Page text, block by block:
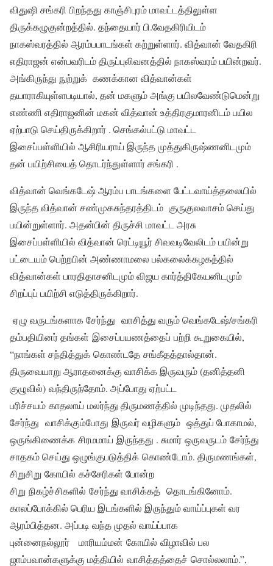
விதுஷி சங்கரி பிறந்தது காஞ்சிபுரம் மாவட்டத்திலுள்ள
திருக்கழுகுன்றத்தில். தந்தையார் பி.வேதகிரியிடம்
நாகஸ்வரத்தில் ஆரம்பபாடங்கள் கற்றுள்ளார். வித்வான் வேதகிரி
எதிராஜன் என்பவரிடம் திருப்புலிவனத்தில் நாகஸ்வரம் பயின்றவர்.
அங்கிருந்து நுற்றுக் கணக்கான வித்வான்கள்
தயாராகியுள்ளபடியால், தன் மகளும் அங்கு பயிலவேண்டுமென்று
எண்ணி எதிராஜனின் மகன் வித்வான் உத்திரகுமாரனிடம் பயில
ஏற்பாடு செய்திருக்கிறார் . செங்கல்பட்டு மாவட்ட
இசைப்பள்ளியில் ஆசிரியராய் இருந்த முத்துகிருஷ்ணனிடமும்
தன் பயிற்சியைத் தொடர்ந்துள்ளார் சங்கரி .
வித்வான் வெங்கடேஷ் ஆரம்ப பாடங்களை பேட்டவாய்த்தலையில்
இருந்த வித்வான் சண்முகசுந்தரத்திடம் குருகுலவாசம் செய்து
பயின்றுள்ளார். அதன்பின் திருச்சி மாவட்ட அரசு
இசைப்பள்ளியில் வித்வான் ரெட்டியூர் சிவவடிவேலிடம் பயின்று
பட்டையம் பெற்றபின் அண்ணாமலை பல்கலைக்கழகத்தில்
வித்வான்கள் பாரதிதாசனிடமும் விஜய கார்த்திகேயனிடமும்
சிறப்புப் பயிற்சி எடுத்திருக்கிறார்.
ஏழு வருடங்களாக சேர்ந்து வாசித்து வரும் வெங்கடேஷ்/சங்கரி
தம்பதியினர் தங்கள் இசைப்பயணத்தைப் பற்றி கூறுகையில்,
“நாங்கள் சந்தித்துக் கொண்டதே சங்கீதத்தால்தான்.
திருவையாறு ஆராதனைக்கு வாசிக்க இருவரும் (தனித்தனி
குழுவில்) வந்திருந்தோம். அப்போது ஏற்பட்ட
பரிச்சயம் காதலாய் மலர்ந்து திருமணத்தில் முடிந்தது. முதலில்
சேர்ந்து வாசிக்கும்போது இருவர் வழிகளும் ஒத்துப் போகாமல்,
ஒருங்கிணைக்க சிரமமாய் இருந்தது . சுமார் ஒருவருடம் சேர்ந்து
சாதகம் செய்து ஒழுங்குபடுத்திக் கொண்டோம். திருமணங்கள்,
சிறுசிறு கோயில் கச்சேரிகள் போன்ற
சிறு நிகழ்ச்சிகளில் சேர்ந்து வாசிக்கத் தொடங்கினோம்.
காலப்போக்கில் பெரிய இடங்களில் இருந்தும் வாய்ப்புகள் வர
ஆரம்பித்தன. அப்படி வந்த முதல் வாய்ப்பாக
புன்னைநல்லூர் மாரியம்மன் கோயில் விழாவில் பல
ஜாம்பவான்களுக்கு மத்தியில் வாசித்தத்தைச் சொல்லலாம்.”,